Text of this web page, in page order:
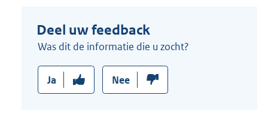
Deel uw feedback
Was dit de informatie die u zocht?
Ja Nee